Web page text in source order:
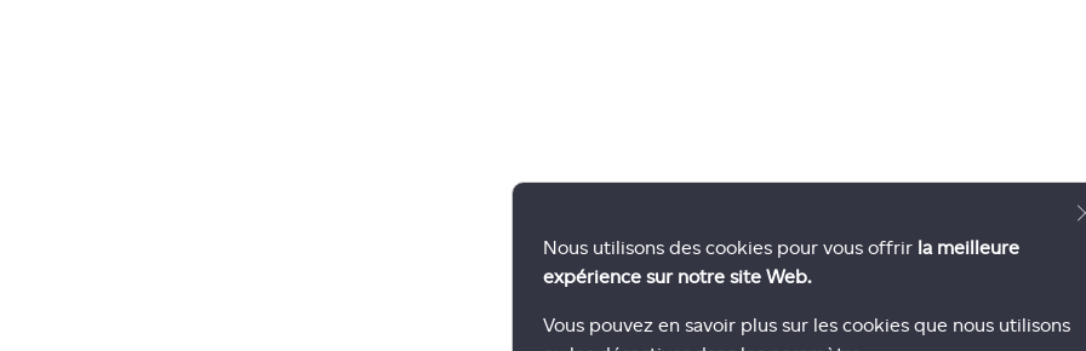
Nous utilisons des cookies pour vous offrir la meilleure
expérience sur notre site Web.
Vous pouvez en savoir plus sur les cookies que nous utilisons